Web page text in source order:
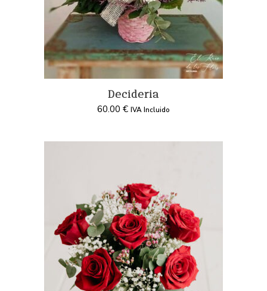
Decideria
60.00 € IVA Incluido